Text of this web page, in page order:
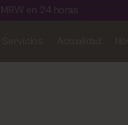
horas
Servicios Actualidad